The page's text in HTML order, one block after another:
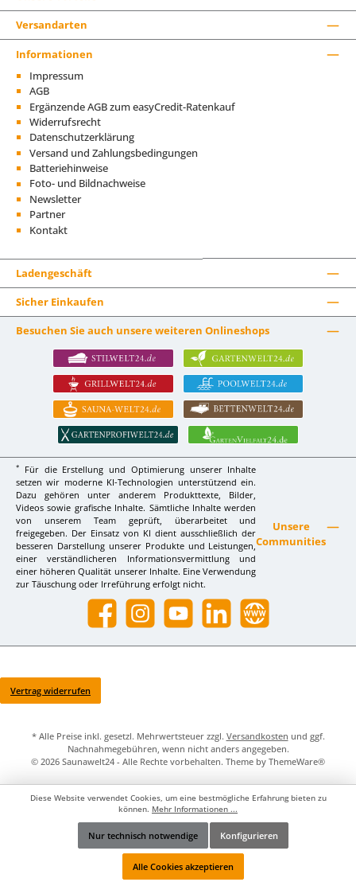
Versandarten
Informationen
Impressum
AGB
Ergänzende AGB zum easyCredit-Ratenkauf
Widerrufsrecht
Datenschutzerklärung
Versand und Zahlungsbedingungen
Batteriehinweise
Foto- und Bildnachweise
Newsletter
Partner
Kontakt
Ladengeschäft
Sicher Einkaufen
Besuchen Sie auch unsere weiteren Onlineshops
*
Für die Erstellung und Optimierung unserer Inhalte
setzen wir moderne KI-Technologien unterstützend ein.
Dazu gehören unter anderem Produkttexte, Bilder,
Videos sowie grafische Inhalte. Sämtliche Inhalte werden
von unserem Team geprüft, überarbeitet und
freigegeben. Der Einsatz von KI dient ausschließlich der
besseren Darstellung unserer Produkte und Leistungen,
einer verständlicheren Informationsvermittlung und
einer höheren Qualität unserer Inhalte. Eine Verwendung
zur Täuschung oder Irreführung erfolgt nicht.
Unsere
Communities
Facebook InstagramYouTube LinkedIn Website
Vertrag widerrufen
* Alle Preise inkl. gesetzl. Mehrwertsteuer zzgl. Versandkosten und ggf.
Nachnahmegebühren, wenn nicht anders angegeben.
© 2026 Saunawelt24 - Alle Rechte vorbehalten. Theme by ThemeWare®
Werkzeugleiste anzeigen
Diese Website verwendet Cookies, um eine bestmögliche Erfahrung bieten zu
können. Mehr Informationen ...
Nur technisch notwendige Konfigurieren
Alle Cookies akzeptieren